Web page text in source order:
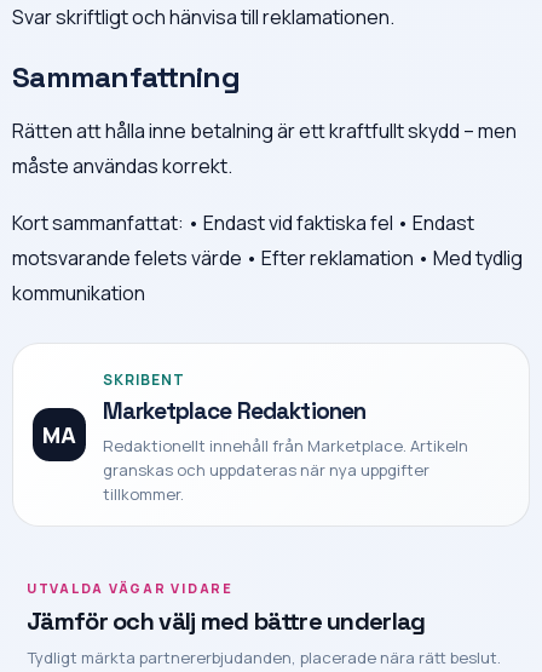
Svar skriftligt och hänvisa till reklamationen.
Sammanfattning
Rätten att hålla inne betalning är ett kraftfullt skydd – men
måste användas korrekt.
Kort sammanfattat: • Endast vid faktiska fel • Endast
motsvarande felets värde • Efter reklamation • Med tydlig
kommunikation
MA
SKRIBENT
Marketplace Redaktionen
Redaktionellt innehåll från Marketplace. Artikeln
granskas och uppdateras när nya uppgifter
tillkommer.
UTVALDA VÄGAR VIDARE
Jämför och välj med bättre underlag
Tydligt märkta partnererbjudanden, placerade nära rätt beslut.